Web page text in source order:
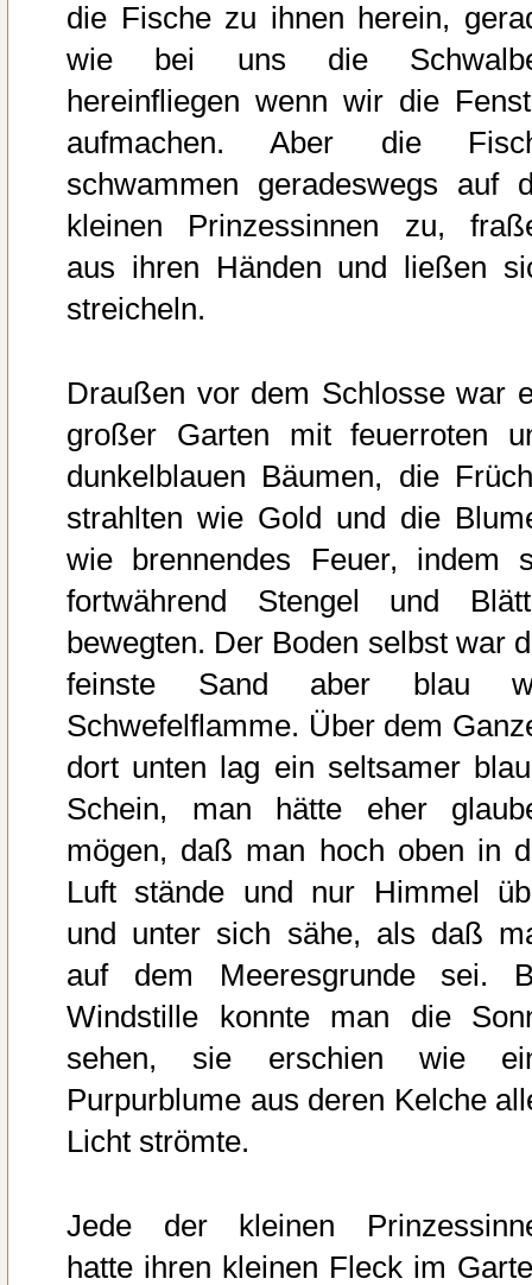
die Fische zu ihnen herein,
wie bei uns die
hereinfliegen wenn wir die
aufmachen. Aber die
schwammen geradeswegs auf
kleinen Prinzessinnen zu,
aus ihren Händen und ließen
streicheln.
Draußen vor dem Schlosse war
großer Garten mit feuerroten
dunkelblauen Bäumen, die
strahlten wie Gold und die
wie brennendes Feuer, indem
fortwährend Stengel und
bewegten. Der Boden selbst war
feinste Sand aber blau
Schwefelflamme. Über dem
dort unten lag ein seltsamer
Schein, man hätte eher
mögen, daß man hoch oben in
Luft stände und nur Himmel
und unter sich sähe, als daß
auf dem Meeresgrunde sei.
Windstille konnte man die
sehen, sie erschien wie
Purpurblume aus deren Kelche
Licht strömte.
Jede der kleinen
hatte ihren kleinen Fleck im